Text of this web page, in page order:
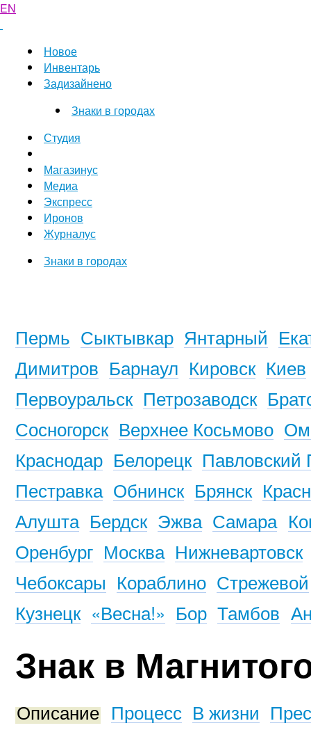
EN
Новое
Инвентарь
Задизайнено
Знаки в городах
Студия
Магазинус
Медиа
Экспресс
Иронов
Журналус
Знаки в городах
Пермь Сыктывкар Янтарный
Димитров Барнаул Кировск Киев
Первоуральск Петрозаводск
Сосногорск Верхнее Косьмово
Краснодар Белорецк Павловский
Пестравка Обнинск Брянск
Алушта Бердск Эжва Самара
Оренбург Москва Нижневартовск
Чебоксары Кораблино Стрежевой
Кузнецк «Весна!» Бор Тамбов
Знак в
Описание Процесс В жизни